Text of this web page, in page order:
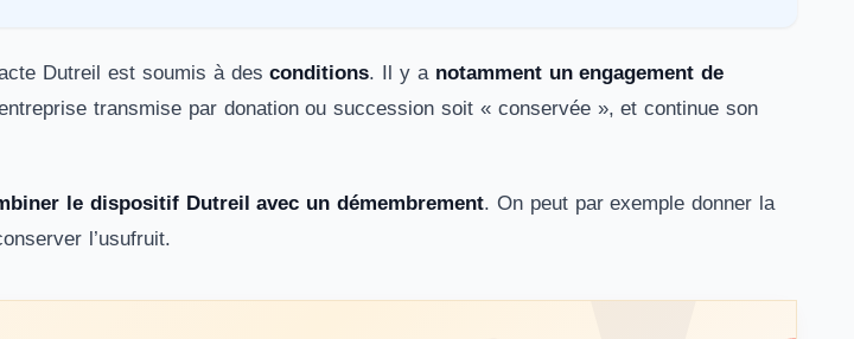
Dutreil est soumis à desconditions. Il y a notamment un engagement de
transmise par donation ou succession soit « conservée », et continue son
le dispositif Dutreil avec un démembrement. On peut par exemple donner la
l’usufruit.